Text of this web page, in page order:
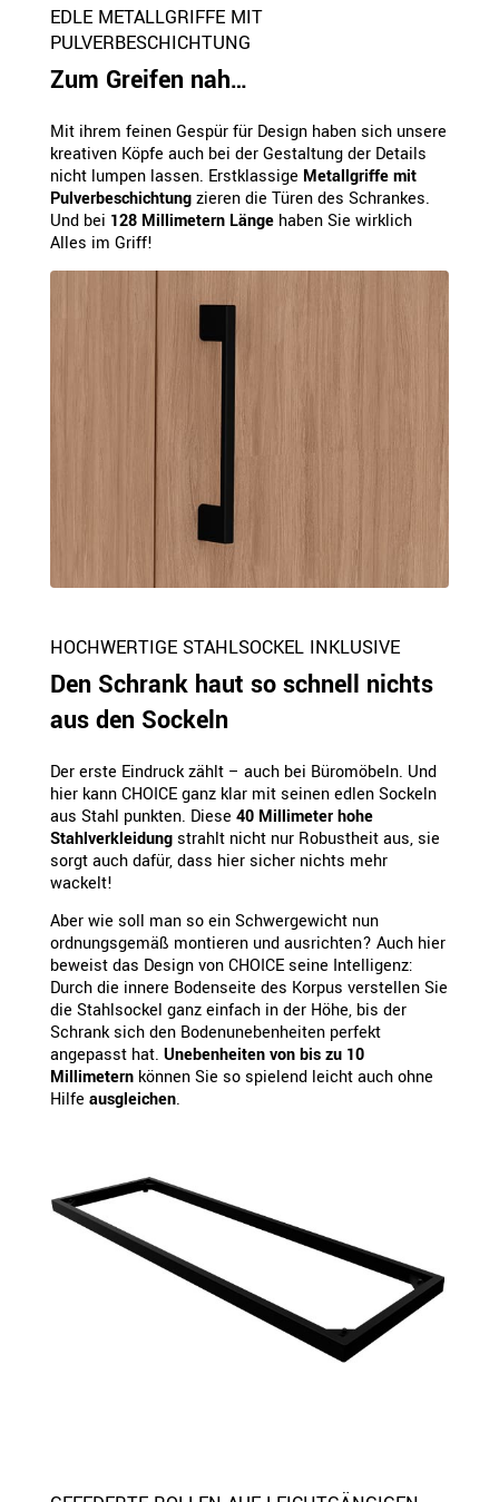
EDLE METALLGRIFFE MIT
PULVERBESCHICHTUNG
Zum Greifen nah…
Mit ihrem feinen Gespür für Design haben sich unsere
kreativen Köpfe auch bei der Gestaltung der Details
nicht lumpen lassen. Erstklassige Metallgriffe mit
Pulverbeschichtungzieren die Türen des Schrankes.
Und bei 128 Millimetern Länge haben Sie wirklich
Alles im Griff!
HOCHWERTIGE STAHLSOCKEL INKLUSIVE
Den Schrank haut so schnell nichts
aus den Sockeln
Der erste Eindruck zählt – auch bei Büromöbeln. Und
hier kann CHOICE ganz klar mit seinen edlen Sockeln
aus Stahl punkten. Diese 40 Millimeter hohe
Stahlverkleidungstrahlt nicht nur Robustheit aus, sie
sorgt auch dafür, dass hier sicher nichts mehr
wackelt!
Aber wie soll man so ein Schwergewicht nun
ordnungsgemäß montieren und ausrichten? Auch hier
beweist das Design von CHOICE seine Intelligenz:
Durch die innere Bodenseite des Korpus verstellen Sie
die Stahlsockel ganz einfach in der Höhe, bis der
Schrank sich den Bodenunebenheiten perfekt
angepasst hat. Unebenheiten von bis zu 10
Millimetern können Sie so spielend leicht auch ohne
Hilfe ausgleichen.